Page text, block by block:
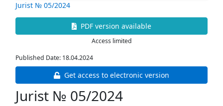
Jurist № 05/2024
PDF version available
Access limited
Published Date: 18.04.2024
Get access to electronic version
Jurist № 05/2024